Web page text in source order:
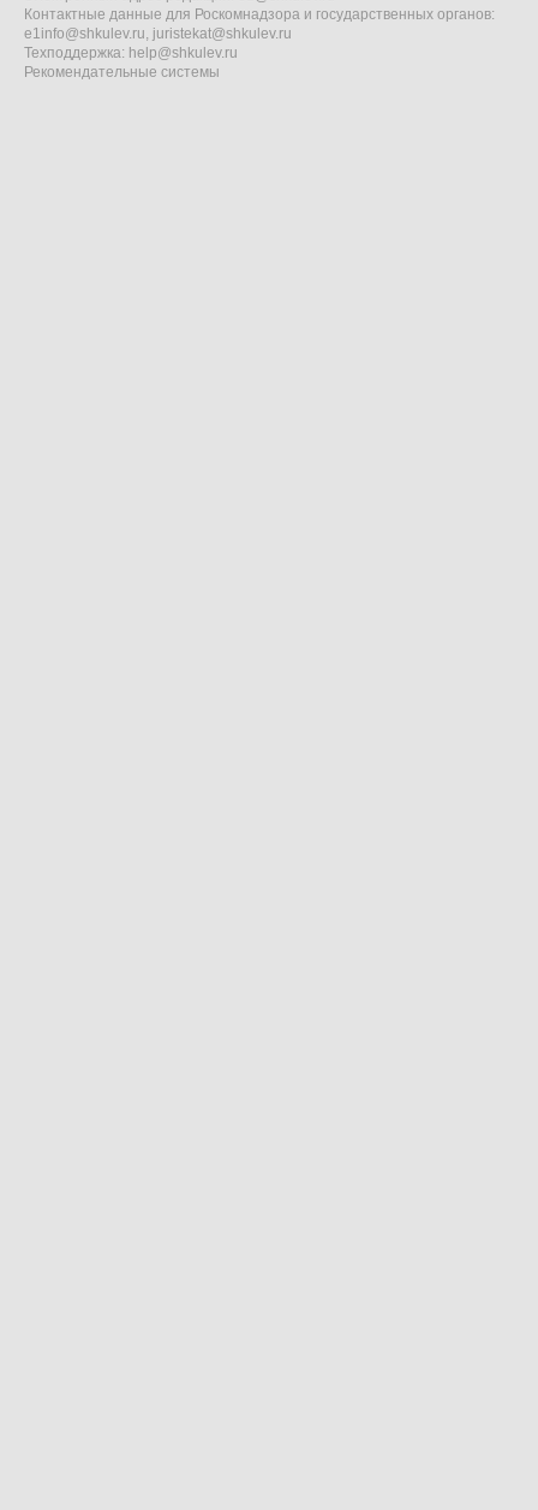
Контактные данные для Роскомнадзора и государственных органов:
e1info@shkulev.ru, juristekat@shkulev.ru
Техподдержка: help@shkulev.ru
Рекомендательные системы